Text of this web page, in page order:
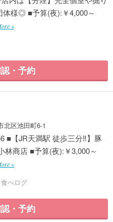
体様◎ ■予算(夜):￥4,000～
»
・予約
北区池田町6-1
【JR天満駅 徒歩三分‼】豚
林商店 ■予算(夜):￥3,000～
»
べログ
・予約